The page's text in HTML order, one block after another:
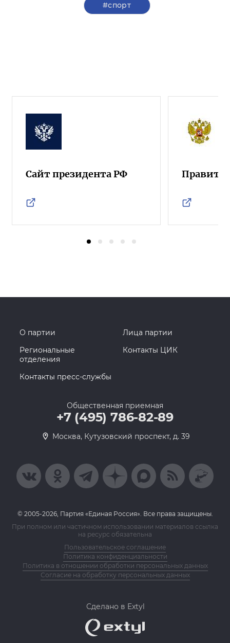
#спорт
Сайт президента РФ
О партии
Лица партии
Региональные
отделения
Контакты ЦИК
Контакты пресс-службы
Общественная приемная
+7 (495) 786-82-89
Москва, Кутузовский проспект, д. 39
© 2005-2026, Партия «Единая Россия». Все права защищены.
При полном или частичном использовании материалов ссылка
на ресурс обязательна
Пользовательское соглашение
Политика конфиденциальности
Политика в отношении обработки персональных данных
Согласие на обработку персональных данных
Сделано в Extyl